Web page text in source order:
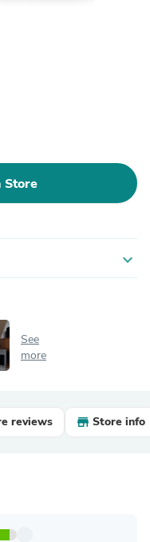
Store
expand_more
See
more
reviews Store info